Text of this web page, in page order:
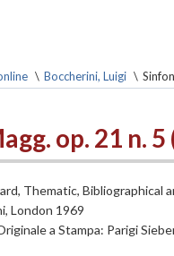
\ Boccherini, Luigi \
op. 21 n. 5
Thematic,
London 1969
a Stampa: Parigi